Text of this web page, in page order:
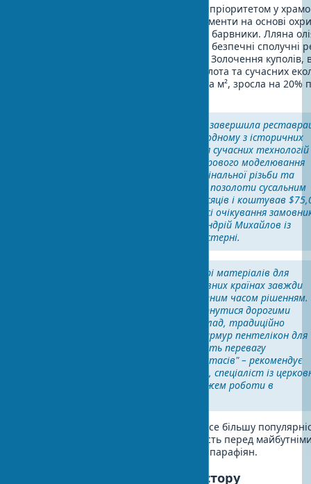
Відомо, що екологічні вимоги стають пріоритетом у
будівництві 2025 року. Натуральні пігменти на основі
ультрамарину замінюють синтетичні барвники. Лляна
бджолиний віск використовуються як безпечні сполучні
забезпечуючи безпеку для парафіян. Золочення куполів,
якого з використанням сусального золота та сучасних
чистих ґрунтів становить $500-1200 за м², зросла на 20%
"У 2023 році наша майстерня завершила
іконостаса XVIII століття в одному з історичних
храмів України. Використання сучасних технологій
лазерного сканування та цифрового моделювання
дозволило зберегти 95% оригінальної різьби та
відновити первозданну красу позолоти сусальним
золотом. Проєкт зайняв 8 місяців і коштував
але результат перевершив усі очікування
ділиться досвідом майстер Андрій Михайлов із
київської реставраційної майстерні.
"При виборі матеріалів для
храмового декору в православних країнах завжди
віддавайте перевагу перевіреним часом рішенням.
Економія на якості може обернутися дорогими
переробками. У Греції, наприклад, традиційно
використовують місцевий мармур пентелікон для
оздоблення, а в Україні надають перевагу
карпатському дубу для іконостасів" – рекомендує
архітектор Олена Воронцова, спеціаліст із
архітектури з 15-річним стажем роботи в
У сучасному храмовому будівництві все більшу
екологічний підхід – як відповідальність перед
поколіннями та турбота про здоров’я парафіян.
Освітлення храмового простору